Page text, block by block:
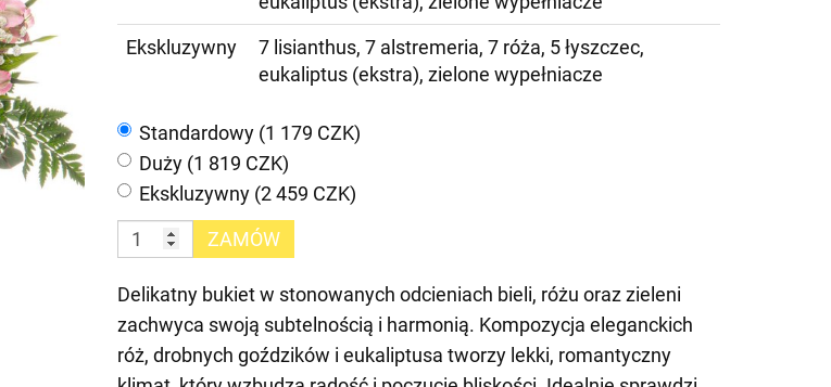
Ekskluzywny
7 lisianthus, 7 alstremeria, 7 róża, 5 łyszczec,
eukaliptus (ekstra), zielone wypełniacze
Standardowy (1 179 CZK)
Duży (1 819 CZK)
Ekskluzywny (2 459 CZK)
ZAMÓW
Delikatny bukiet w stonowanych odcieniach bieli, różu oraz zieleni
zachwyca swoją subtelnością i harmonią. Kompozycja eleganckich
róż, drobnych goździków i eukaliptusa tworzy lekki, romantyczny